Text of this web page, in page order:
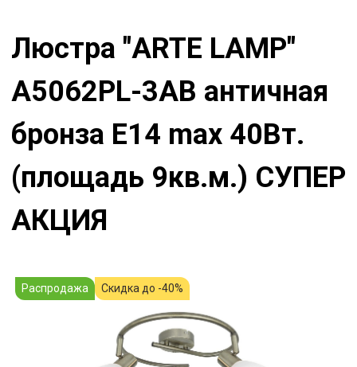
Люстра "ARTE LAMP"
А5062PL-3AB античная
бронза Е14 mах 40Вт.
(площадь 9кв.м.) СУПЕР
АКЦИЯ
Распродажа Скидка до -40%